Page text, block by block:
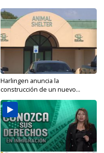
Harlingen anuncia la
construcción de un nuevo...